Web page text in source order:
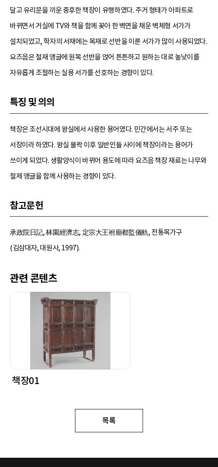
달고 유리문을 끼운 중후한 책장이 유행하였다. 주거 형태가 아파트로
바뀌면서 거실에 TV와 책을 함께 꽂아 한 벽면을 채운 벽체형 서가가
설치되었고, 학자의 서재에는 목재로 선반을 이룬 서가가 많이 사용되었다.
요즈음은 철재 앵글에 원목 선반을 얹어 튼튼하고 원하는 대로 높낮이를
자유롭게 조절하는 실용 서가를 선호하는 경향이 있다.
특징 및 의의
책장은 조선시대에 왕실에서 사용한 용어였다. 민간에서는 서주 또는
서장이라 하였다. 왕실 몰락 이후 일반인들 사이에 책장이라는 용어가
쓰이게 되었다. 생활양식이 바뀌어 용도에 따라 요즈음 책장 재료는 나무와
철제 앵글을 함께 사용하는 경향이 있다.
참고문헌
承政院日記, 林園經濟志, 定宗大王祔廟都監儀軌, 전통목가구
(김삼대자, 대원사, 1997).
관련 콘텐츠
책장01
목록